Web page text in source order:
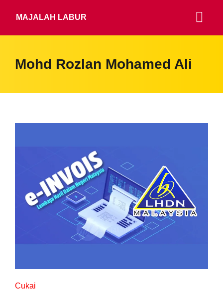
MAJALAH LABUR
Mohd Rozlan Mohamed Ali
Cukai